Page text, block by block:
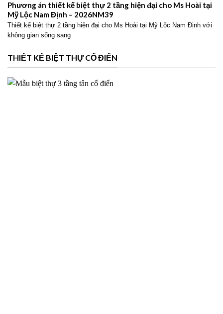
Phương án thiết kế biệt thự 2 tầng hiện đại cho Ms Hoài tại
Mỹ Lộc Nam Định – 2026NM39
Thiết kế biệt thự 2 tầng hiện đại cho Ms Hoài tại Mỹ Lộc Nam Định với
không gian sống sang
THIẾT KẾ BIỆT THỰ CỔ ĐIỂN